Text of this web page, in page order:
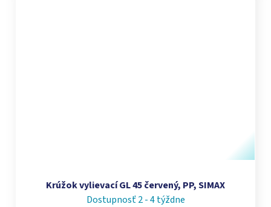
Krúžok vylievací GL 45 červený, PP, SIMAX
Dostupnosť 2 - 4 týždne